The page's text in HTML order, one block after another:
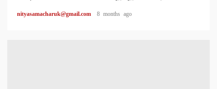
nityasamacharuk@gmail.com 8 months ago